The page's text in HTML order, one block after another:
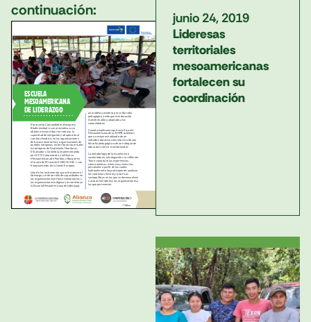
continuación:
junio 24, 2019
Lideresas
territoriales
mesoamericanas
fortalecen su
coordinación